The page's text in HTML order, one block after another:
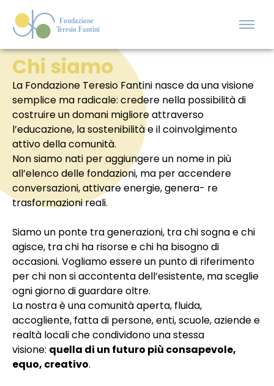
content
Fondazione
Teresio Fantini Menu
Chi siamo
La Fondazione Teresio Fantini nasce da una visione
semplice ma radicale: credere nella possibilità di
costruire un domani migliore attraverso
l’educazione, la sostenibilità e il coinvolgimento
attivo della comunità.
Non siamo nati per aggiungere un nome in più
all’elenco delle fondazioni, ma per accendere
conversazioni, attivare energie, genera- re
trasformazioni reali.
Siamo un ponte tra generazioni, tra chi sogna e chi
agisce, tra chi ha risorse e chi ha bisogno di
occasioni. Vogliamo essere un punto di riferimento
per chi non si accontenta dell’esistente, ma sceglie
ogni giorno di guardare oltre.
La nostra è una comunità aperta, fluida,
accogliente, fatta di persone, enti, scuole, aziende e
realtà locali che condividono una stessa
visione: quella di un futuro più consapevole,
equo, creativo.